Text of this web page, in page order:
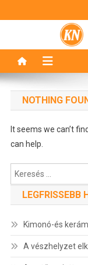
NOTHING
It seems we can’t
can help.
Keresés:
LEGFRISSEBB
Kimonó-és
A vészhelyzet